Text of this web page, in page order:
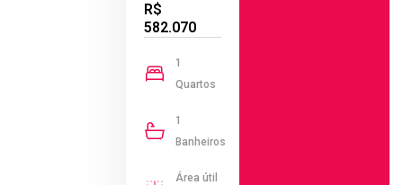
R$
582.070
1
Quartos
1
Banheiros
Área útil